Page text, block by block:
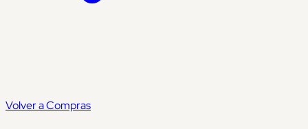
Volver a Compras